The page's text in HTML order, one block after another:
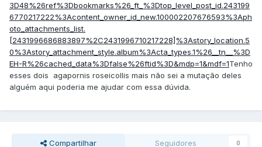
3D48%26ref%3Dbookmarks%26_ft_%3Dtop_level_post_id.243199
6770217222%3Acontent_owner_id_new.100002207676593%3Aph
oto_attachments_list.
[2431996686883897%2C2431996710217228]%3Astory_location.5
0%3Astory_attachment_style.album%3Acta_types.1%26__tn__%3D
EH-R%26cached_data%3Dfalse%26ftid%3D&mdp=1&mdf=1Tenho
esses dois agapornis roseicollis mais não sei a mutação deles
alguém aqui poderia me ajudar com essa dúvida.
Compartilhar Seguidores 0